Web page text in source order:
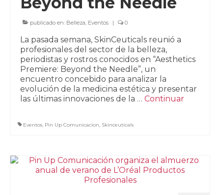
publicado en: Belleza, Eventos | 0
La pasada semana, SkinCeuticals reunió a
profesionales del sector de la belleza,
periodistas y rostros conocidos en “Aesthetics
Premiere: Beyond the Needle”, un
encuentro concebido para analizar la
evolución de la medicina estética y presentar
las últimas innovaciones de la … Continuar
Eventos, Pin Up Comunicacion, Skinceuticals